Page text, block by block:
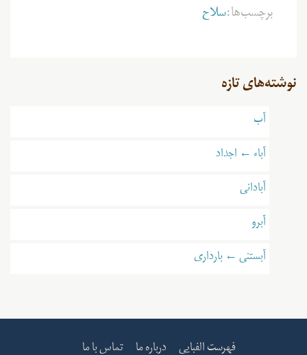
برچسب‌ها:سلاح
نوشته‌های تازه
آب
آباء ← اجداد
آبادانی
آبرو
آبستنی ← بارداری
فهرست الفبایی درباره ما تماس با ما